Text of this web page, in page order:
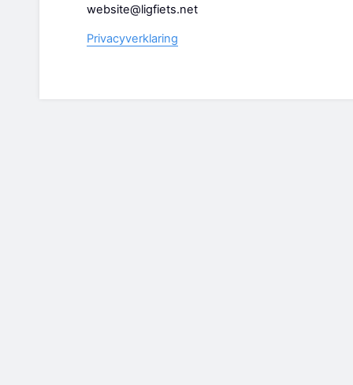
website@ligfiets.net
Privacyverklaring